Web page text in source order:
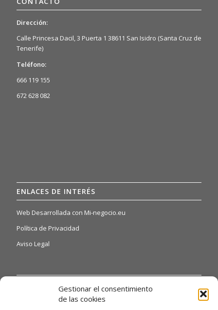
Gestionar el consentimiento
de las cookies
Dirección:
Calle Princesa Dacil, 3 Puerta 1 38611 San Isidro (Santa Cruz de
Tenerife)
Teléfono:
666 119 155
672 628 082
ENLACES DE INTERÉS
Web Desarrollada con Mi-negocio.eu
Política de Privacidad
Aviso Legal
INFORMACIÓN DE INTERÉS